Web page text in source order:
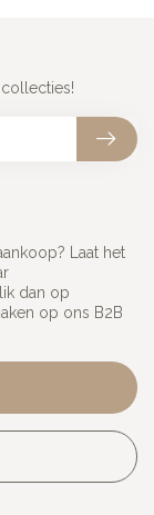
Laat het
dan op
op ons B2B